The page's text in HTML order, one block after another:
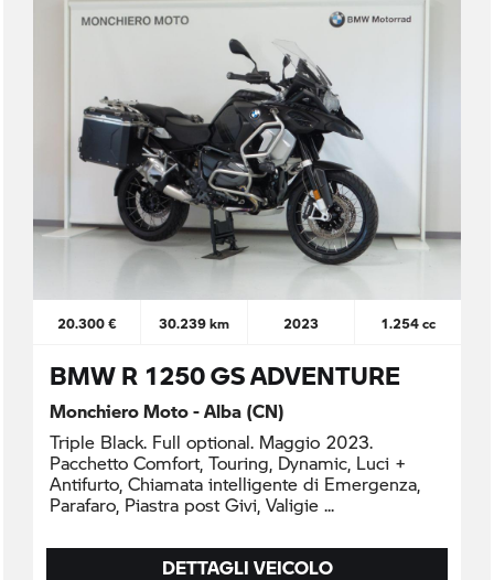
20.300 € 30.239 km 2023 1.254 cc
BMW R 1250 GS ADVENTURE
Monchiero Moto - Alba (CN)
Triple Black. Full optional. Maggio 2023.
Pacchetto Comfort, Touring, Dynamic, Luci +
Antifurto, Chiamata intelligente di Emergenza,
Parafaro, Piastra post Givi, Valigie
DETTAGLI VEICOLO